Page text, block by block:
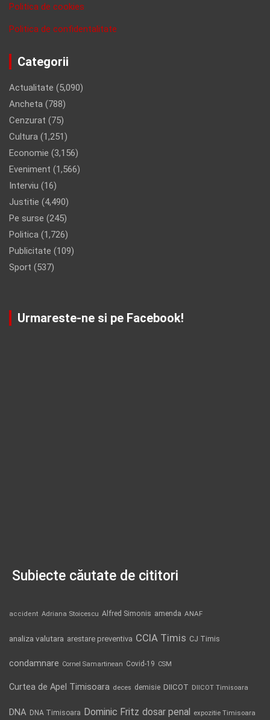
Politica de cookies
Politica de confidentalitate
Categorii
Actualitate (5,090)
Ancheta (788)
Cenzurat (75)
Cultura (1,251)
Economie (3,156)
Eveniment (1,566)
Interviu (16)
Justitie (4,490)
Pe surse (245)
Politica (1,726)
Publicitate (109)
Sport (537)
Urmareste-ne si pe Facebook!
Subiecte căutate de cititori
accident Adriana Stoicescu Alfred Simonis amenda ANAF
analiza valutara arestare preventiva CCIA Timis CJ Timis
condamnare Cornel Samartinean Covid-19 CSM
Curtea de Apel Timisoara deces demisie DIICOT DIICOT Timisoara
DNA DNA Timisoara Dominic Fritz dosar penal expozitie Timisoara